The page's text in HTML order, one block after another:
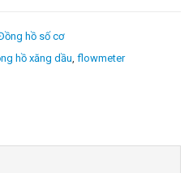
hồ số cơ
hồ xăng dầu flowmeter